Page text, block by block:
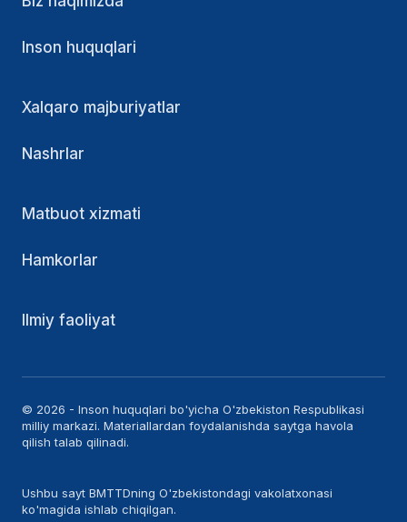
Inson huquqlari
Xalqaro majburiyatlar
Nashrlar
Matbuot xizmati
Hamkorlar
Ilmiy faoliyat
© 2026 - Inson huquqlari bo'yicha O'zbekiston Respublikasi
milliy markazi. Materiallardan foydalanishda saytga havola
qilish talab qilinadi.
Ushbu sayt BMTTDning O'zbekistondagi vakolatxonasi
ko'magida ishlab chiqilgan.